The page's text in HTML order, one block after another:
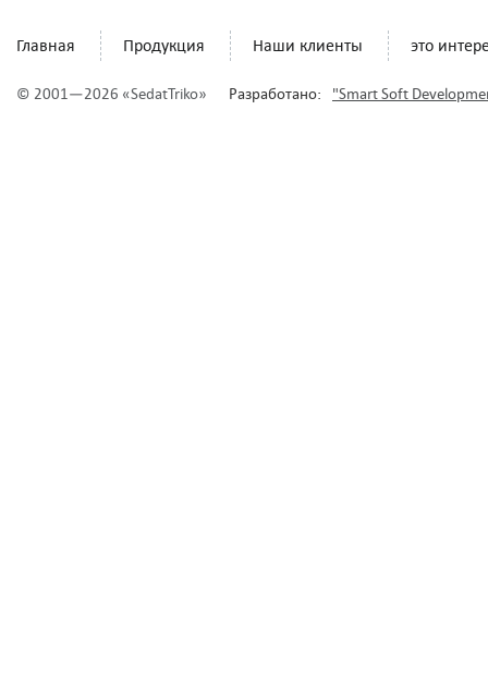
Главная Продукция Наши клиенты это
© 2001—2026 «SedatTriko» Разработано: "Smart Soft